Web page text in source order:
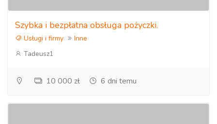
Szybka i bezpłatna obsługa pożyczki.
Usługi i firmy
Inne
Tadeusz1
10 000 zł 6 dni temu